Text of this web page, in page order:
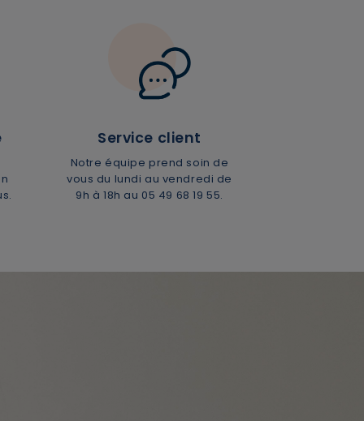
Service client
Notre équipe prend soin de
vous du lundi au vendredi de
9h à 18h au 05 49 68 19 55.